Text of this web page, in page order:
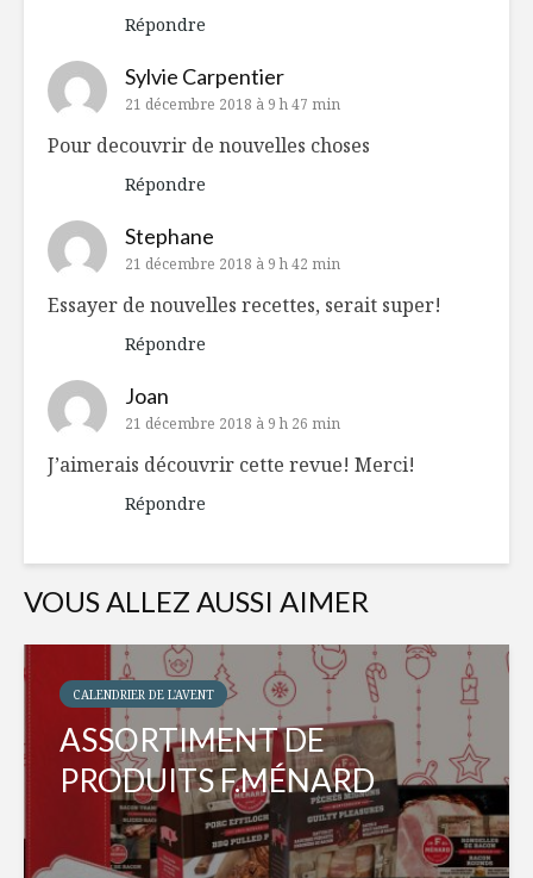
Répondre
Sylvie Carpentier
21 décembre 2018 à 9 h 47 min
Pour decouvrir de nouvelles choses
Répondre
Stephane
21 décembre 2018 à 9 h 42 min
Essayer de nouvelles recettes, serait super!
Répondre
Joan
21 décembre 2018 à 9 h 26 min
J’aimerais découvrir cette revue! Merci!
Répondre
VOUS ALLEZ AUSSI AIMER
CALENDRIER DE L'AVENT
ASSORTIMENT DE
PRODUITS F.MÉNARD